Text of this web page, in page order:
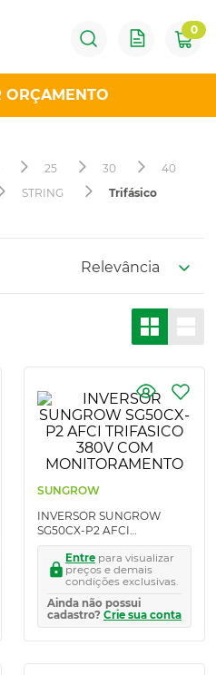
0
ORÇAMENTO
25 30
40
STRING Trifásico
Relevância
SUNGROW
INVERSOR SUNGROW
SG50CX-P2 AFCI
TRIFASICO 380V COM
MONITORAMENTO
Entre para visualizar
preços e demais
condições exclusivas.
Ainda não possui
cadastro? Crie sua conta